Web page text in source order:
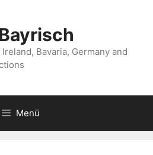
Bavaria, Germany and
Menü